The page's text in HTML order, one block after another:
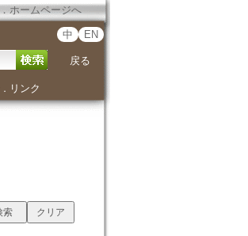
． ホームページへ
中 EN
戻る
． リンク